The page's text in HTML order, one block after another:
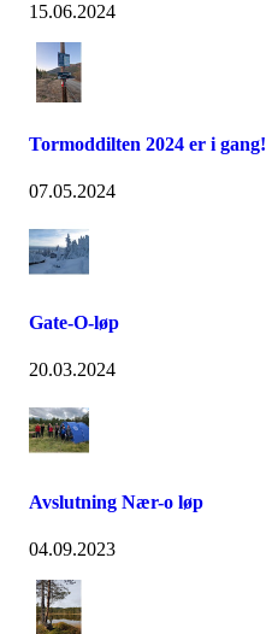
15.06.2024
Tormoddilten 2024 er i gang!
07.05.2024
Gate-O-løp
20.03.2024
Avslutning Nær-o løp
04.09.2023